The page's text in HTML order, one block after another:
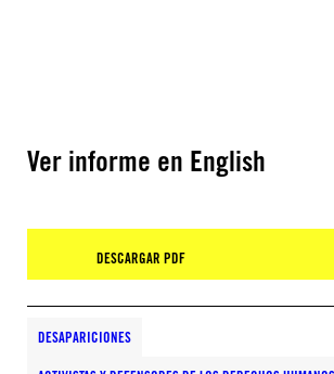
Ver informe en English
DESCARGAR PDF
DESAPARICIONES